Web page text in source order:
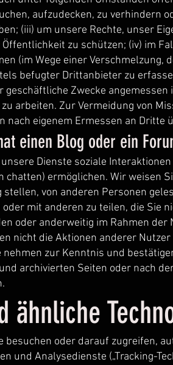
aufzudecken, zu verhindern
(iii) um unsere Rechte, unser
zu schützen; (iv) im
(im Wege einer
befugter Drittanbieter zu
geschäftliche Zwecke
arbeiten. Zur Vermeidung von
nach eigenem Ermessen an
einen Blog oder ein
Dienste soziale
chatten) ermöglichen. Wir weisen
stellen, von anderen Personen
mit anderen zu teilen, die Sie
oder anderweitig im Rahmen
nicht die Aktionen anderer
zur Kenntnis und
archivierten Seiten oder nach
ähnliche
besuchen oder darauf zugreifen,
und Analysedienste („Tracking-